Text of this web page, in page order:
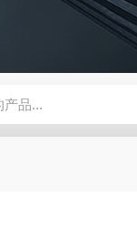
SR-24LE美国里